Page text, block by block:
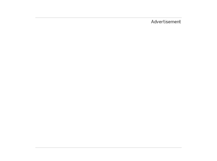
Advertisement